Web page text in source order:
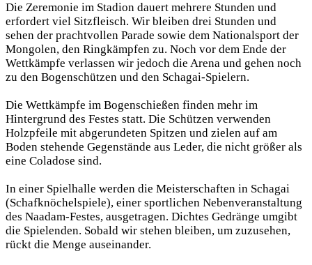
Die Zeremonie im Stadion dauert mehrere Stunden und
erfordert viel Sitzfleisch. Wir bleiben drei Stunden und
sehen der prachtvollen Parade sowie dem Nationalsport der
Mongolen, den Ringkämpfen zu. Noch vor dem Ende der
Wettkämpfe verlassen wir jedoch die Arena und gehen noch
zu den Bogenschützen und den Schagai-Spielern.
Die Wettkämpfe im Bogenschießen finden mehr im
Hintergrund des Festes statt. Die Schützen verwenden
Holzpfeile mit abgerundeten Spitzen und zielen auf am
Boden stehende Gegenstände aus Leder, die nicht größer als
eine Coladose sind.
In einer Spielhalle werden die Meisterschaften in Schagai
(Schafknöchelspiele), einer sportlichen Nebenveranstaltung
des Naadam-Festes, ausgetragen. Dichtes Gedränge umgibt
die Spielenden. Sobald wir stehen bleiben, um zuzusehen,
rückt die Menge auseinander.